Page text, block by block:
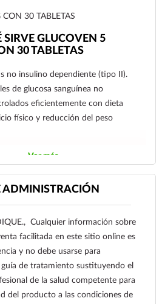
30 TABLETAS
SIRVE GLUCOVEN 5
30 TABLETAS
no insulino dependiente (tipo II).
de glucosa sanguínea no
eficientemente con dieta
físico y reducción del peso
Ver más
ADMINISTRACIÓN
Cualquier información sobre
facilitada en este sitio online es
y no debe usarse para
de tratamiento sustituyendo el
de la salud competente para
del producto a las condiciones de